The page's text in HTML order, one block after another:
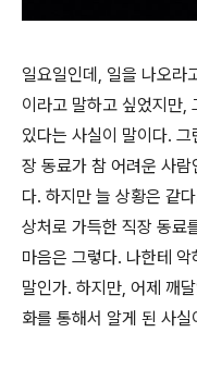
일요일인데, 일을 나오라
이라고 말하고 싶었지만,
있다는 사실이 말이다.
장 동료가 참 어려운 사
다. 하지만 늘 상황은 같
상처로 가득한 직장 동료
마음은 그렇다. 나한테
말인가. 하지만, 어제 깨
화를 통해서 알게 된 사실